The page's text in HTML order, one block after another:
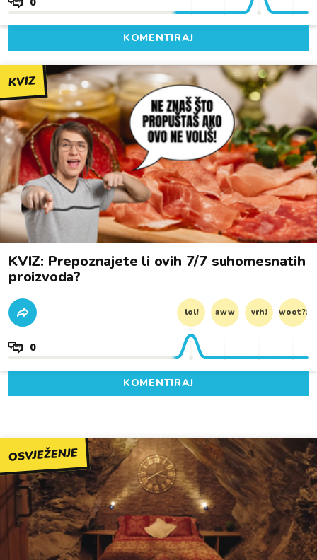
KOMENTIRAJ
KVIZ
KVIZ: Prepoznajete li ovih 7/7 suhomesnatih
proizvoda?
lol! aww vrh! woot?!
0
KOMENTIRAJ
OSVJEŽENJE